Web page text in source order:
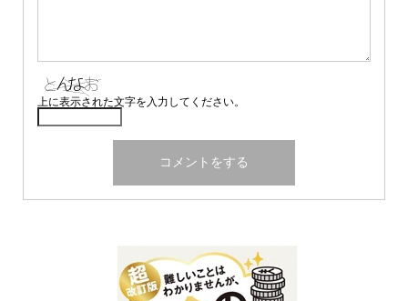
上に表示された文字を入力してください。